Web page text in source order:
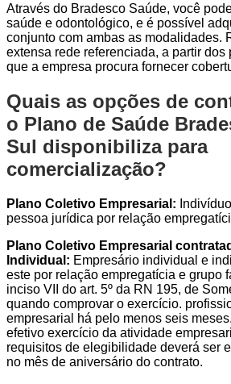
Através do Bradesco Saúde, você
saúde e odontológico, e é possível
conjunto com ambas as modalidades.
extensa rede referenciada, a partir
que a empresa procura fornecer
Quais as opções de
o Plano de Saúde
Sul disponibiliza para
comercialização?
Plano Coletivo Empresarial:
pessoa jurídica por relação
Plano Coletivo Empresarial
Individual: Empresário individual e
este por relação empregatícia e grupo
inciso VII do art. 5º da RN 195, de
quando comprovar o exercício.
empresarial há pelo menos seis
efetivo exercício da atividade
requisitos de elegibilidade deverá ser
no mês de aniversário do contrato.